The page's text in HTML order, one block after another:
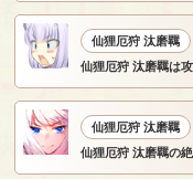
仙狸厄狩 汰磨羈
仙狸厄狩 汰磨羈は攻
仙狸厄狩 汰磨羈
仙狸厄狩 汰磨羈の